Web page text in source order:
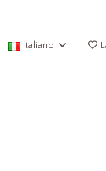
Italiano